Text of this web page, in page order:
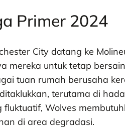
Primer 2024
City datang ke
mereka untuk tetap
tuan rumah berusaha
terutama di
fluktuatif, Wolves
di area degradasi.